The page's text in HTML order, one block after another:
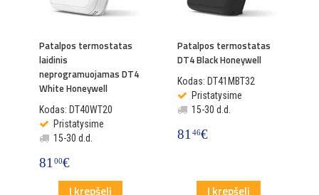
Patalpos termostatas
laidinis
neprogramuojamas DT4
White Honeywell
Kodas: DT40WT20
Pristatysime
15-30 d.d.
8100€
Į krepšelį
Patalpos termostatas
DT4 Black Honeywell
Kodas: DT41MBT32
Pristatysime
15-30 d.d.
8146€
Į krepšelį